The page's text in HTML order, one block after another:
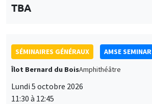
TBA
SÉMINAIRES GÉNÉRAUX
AMSE SEMINAR
Îlot Bernard du BoisAmphithéâtre
Lundi 5 octobre 2026
11:30 à 12:45